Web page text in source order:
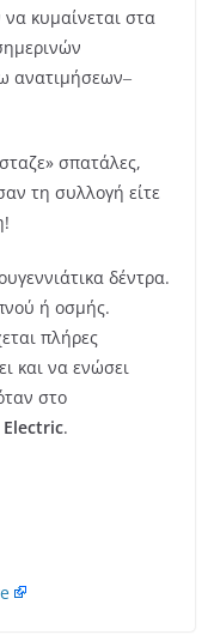
κυμαίνεται στα
ανατιμήσεων‒
σπατάλες,
τη συλλογή είτε
δέντρα.
ή οσμής.
πλήρες
και να ενώσει
στο
.